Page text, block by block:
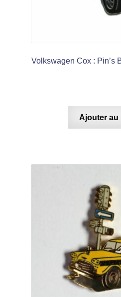
Volkswagen Cox : Pin’s
Ajouter au